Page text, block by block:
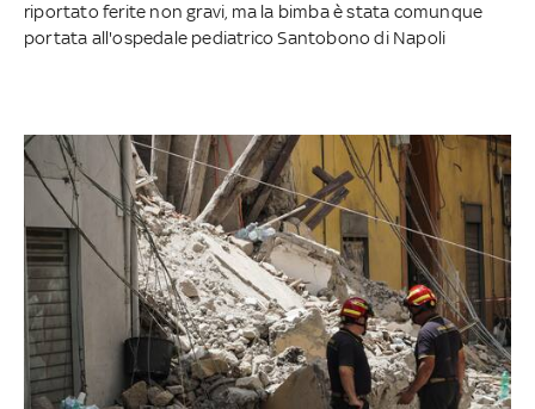
riportato ferite non gravi, ma la bimba è stata comunque
portata all'ospedale pediatrico Santobono di Napoli